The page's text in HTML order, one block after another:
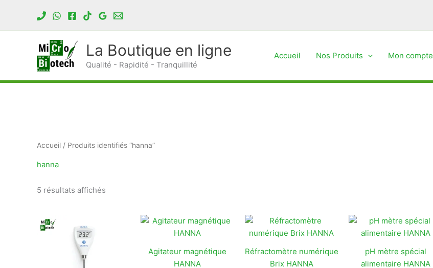
contenu
La Boutique en ligne
Qualité - Rapidité - Tranquillité
Accueil Nos Produits Mon compte
Accueil / Produits identifiés “hanna”
hanna
5 résultats affichés
Agitateur magnétique
HANNA
Réfractomètre numérique
Brix HANNA
pH mètre spécial
alimentaire HANNA